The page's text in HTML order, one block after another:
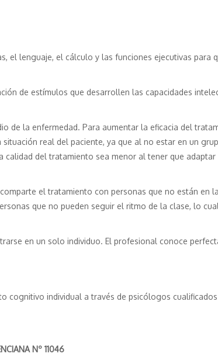
el lenguaje, el cálculo y las funciones ejecutivas para
de estímulos que desarrollen las capacidades
de la enfermedad. Para aumentar la eficacia del
real del paciente, ya que al no estar en un
calidad del tratamiento sea menor al tener que
el tratamiento con personas que no están en
que no pueden seguir el ritmo de la clase, lo
en un solo individuo. El profesional conoce
cognitivo individual a través de psicólogos
Nº 11046